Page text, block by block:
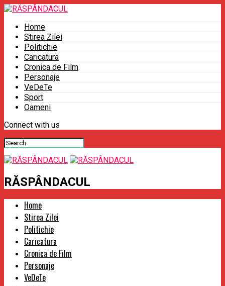
Home
Stirea Zilei
Politichie
Caricatura
Cronica de Film
Personaje
VeDeTe
Sport
Oameni
Connect with us
RĂSPÂNDACUL
Home
Stirea Zilei
Politichie
Caricatura
Cronica de Film
Personaje
VeDeTe